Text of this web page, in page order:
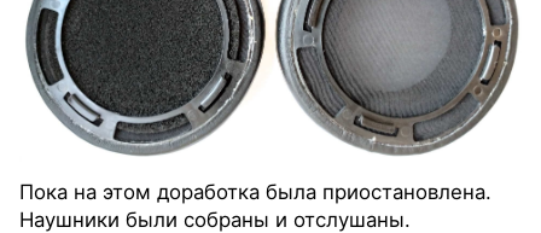
Пока на этом доработка была приостановлена.
Наушники были собраны и отслушаны.